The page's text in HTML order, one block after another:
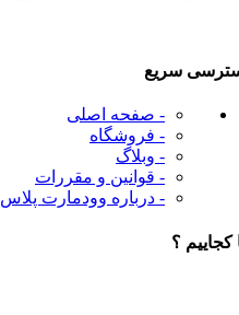
سریع
- صفحه اصلی
- فروشگاه
- وبلاگ
- قوانین و مقررات
- درباره وودمارت پلاس
کجاییم ؟